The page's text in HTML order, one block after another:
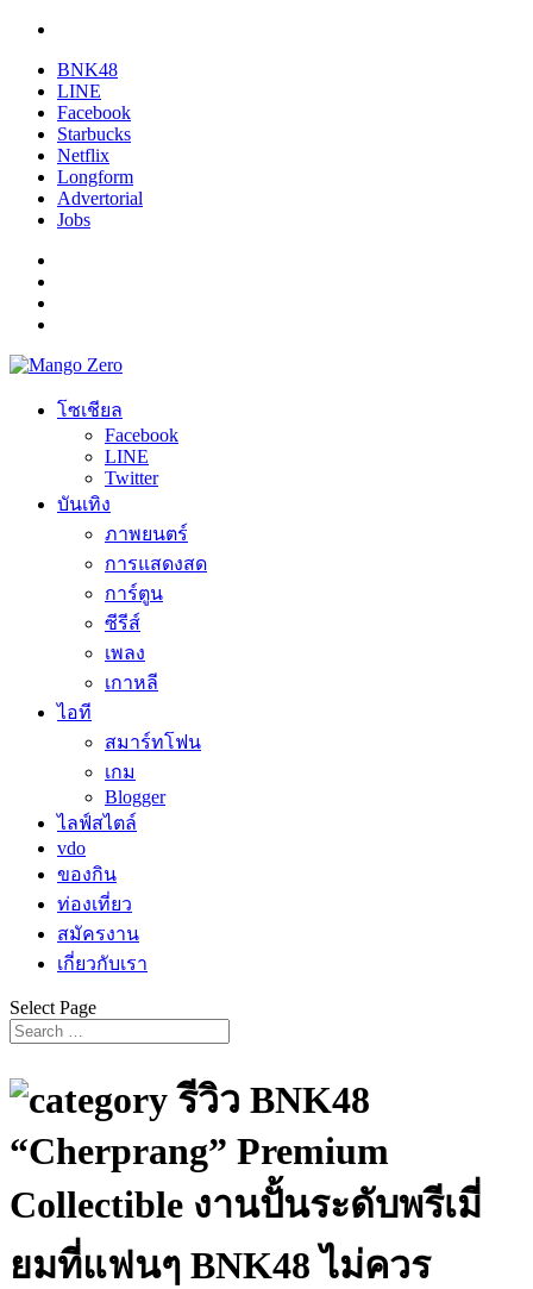
BNK48
LINE
Facebook
Starbucks
Netflix
Longform
Advertorial
Jobs
โซเชียล
Facebook
LINE
Twitter
บันเทิง
ภาพยนตร์
การแสดงสด
การ์ตูน
ซีรีส์
เพลง
เกาหลี
ไอที
สมาร์ทโฟน
เกม
Blogger
ไลฟ์สไตล์
vdo
ของกิน
ท่องเที่ยว
สมัครงาน
เกี่ยวกับเรา
Select Page
รีวิว BNK48
“Cherprang” Premium
Collectible งานปั้นระดับพรีเมี่
ยมที่แฟนๆ BNK48 ไม่ควร